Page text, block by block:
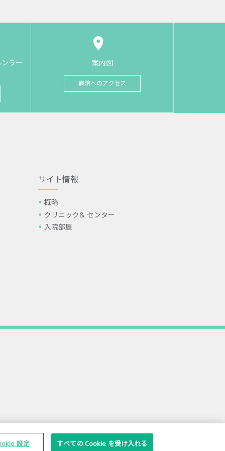
ラー 案内図
病院へのアクセス
サイト情報
概略
クリニック& センター
入院部屋
設定 すべての Cookie を受け入れる